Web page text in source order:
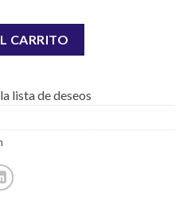
TRUPER cantidad
CARRITO
lista de deseos